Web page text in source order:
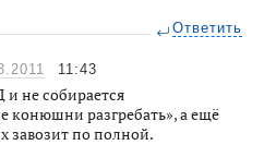
Ответить
11:43
не собирается
конюшни разгребать», а ещё
завозит по полной.